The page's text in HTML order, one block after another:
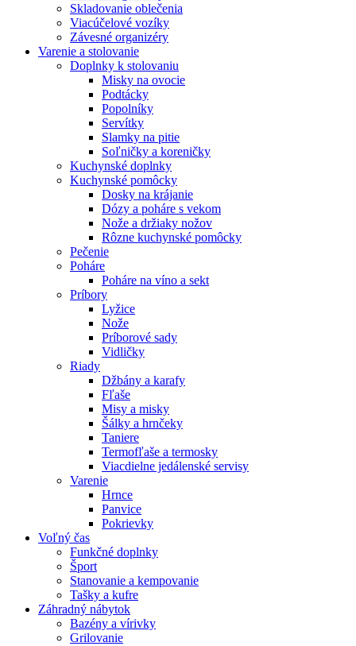
Skladovanie oblečenia
Viacúčelové vozíky
Závesné organizéry
Varenie a stolovanie
Doplnky k stolovaniu
Misky na ovocie
Podtácky
Popolníky
Servítky
Slamky na pitie
Soľničky a koreničky
Kuchynské doplnky
Kuchynské pomôcky
Dosky na krájanie
Dózy a poháre s vekom
Nože a držiaky nožov
Rôzne kuchynské pomôcky
Pečenie
Poháre
Poháre na víno a sekt
Príbory
Lyžice
Nože
Príborové sady
Vidličky
Riady
Džbány a karafy
Fľaše
Misy a misky
Šálky a hrnčeky
Taniere
Termofľaše a termosky
Viacdielne jedálenské servisy
Varenie
Hrnce
Panvice
Pokrievky
Voľný čas
Funkčné doplnky
Šport
Stanovanie a kempovanie
Tašky a kufre
Záhradný nábytok
Bazény a vírivky
Grilovanie